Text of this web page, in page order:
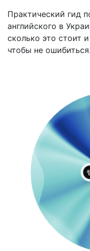
Практический гид
английского в
сколько это стоит
чтобы не ошибиться.